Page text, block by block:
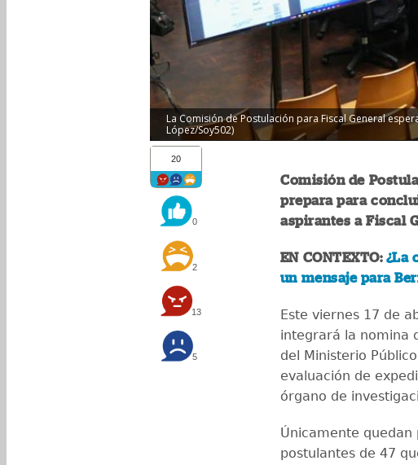
La Comisión de Postulación para Fiscal General
López/Soy502)
20
0
2
13
5
Comisión de
prepara para
aspirantes a Fiscal
EN CONTEXTO: ¿La
un mensaje para
Este viernes 17 de
integrará la nomina
del Ministerio
evaluación de
órgano de
Únicamente quedan
postulantes de 47